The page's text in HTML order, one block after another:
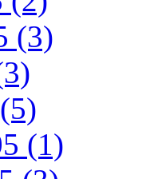
(3)
(1)